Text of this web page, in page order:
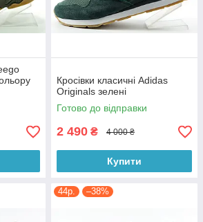
Кросівки класичні Adidas
Originals зелені
Готово до відправки
2 490 ₴ 4 000 ₴
Купити
44р. –38%